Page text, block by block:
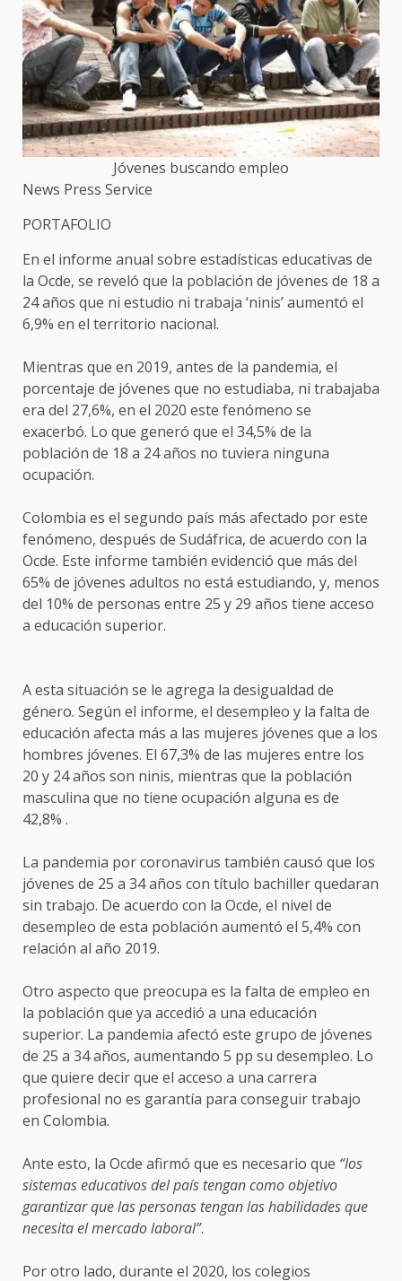
Jóvenes buscando empleo
News Press Service
PORTAFOLIO
En el informe anual sobre estadísticas educativas de
la Ocde, se reveló que la población de jóvenes de 18 a
24 años que ni estudio ni trabaja ‘ninis’ aumentó el
6,9% en el territorio nacional.
Mientras que en 2019, antes de la pandemia, el
porcentaje de jóvenes que no estudiaba, ni trabajaba
era del 27,6%, en el 2020 este fenómeno se
exacerbó. Lo que generó que el 34,5% de la
población de 18 a 24 años no tuviera ninguna
ocupación.
Colombia es el segundo país más afectado por este
fenómeno, después de Sudáfrica, de acuerdo con la
Ocde. Este informe también evidenció que más del
65% de jóvenes adultos no está estudiando, y, menos
del 10% de personas entre 25 y 29 años tiene acceso
a educación superior.
A esta situación se le agrega la desigualdad de
género. Según el informe, el desempleo y la falta de
educación afecta más a las mujeres jóvenes que a los
hombres jóvenes. El 67,3% de las mujeres entre los
20 y 24 años son ninis, mientras que la población
masculina que no tiene ocupación alguna es de
42,8% .
La pandemia por coronavirus también causó que los
jóvenes de 25 a 34 años con título bachiller quedaran
sin trabajo. De acuerdo con la Ocde, el nivel de
desempleo de esta población aumentó el 5,4% con
relación al año 2019.
Otro aspecto que preocupa es la falta de empleo en
la población que ya accedió a una educación
superior. La pandemia afectó este grupo de jóvenes
de 25 a 34 años, aumentando 5 pp su desempleo. Lo
que quiere decir que el acceso a una carrera
profesional no es garantía para conseguir trabajo
en Colombia.
Ante esto, la Ocde afirmó que es necesario que “los
sistemas educativos del país tengan como objetivo
garantizar que las personas tengan las habilidades que
necesita el mercado laboral”.
Por otro lado, durante el 2020, los colegios